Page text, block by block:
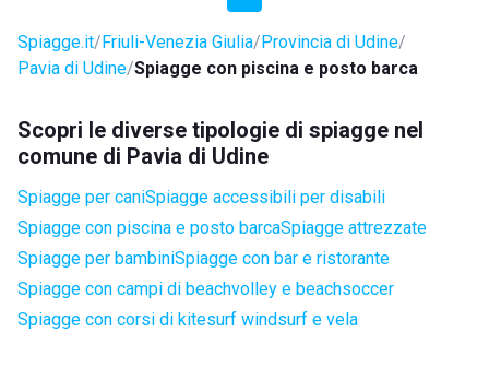
Spiagge.it Friuli-Venezia Giulia Provincia di Udine
Pavia di Udine Spiagge con piscina e posto barca
Scopri le diverse tipologie di spiagge nel
comune di Pavia di Udine
Spiagge per caniSpiagge accessibili per disabili
Spiagge con piscina e posto barcaSpiagge attrezzate
Spiagge per bambiniSpiagge con bar e ristorante
Spiagge con campi di beachvolley e beachsoccer
Spiagge con corsi di kitesurf windsurf e vela